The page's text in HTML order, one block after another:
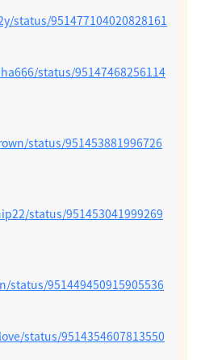
status/951477104020828161
status/95147468256114
status/951453881996726
status/951453041999269
status/951449450915905536
status/9514354607813550